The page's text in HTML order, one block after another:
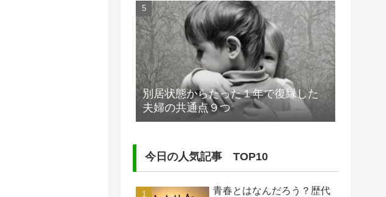
別居状態からたった１年で復縁した
夫婦の共通点９つ
今日の人気記事 TOP10
青春とはなんだろう？歴代